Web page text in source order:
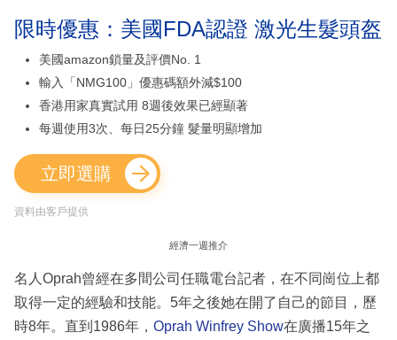
限時優惠：美國FDA認證 激光生髮頭盔
美國amazon鎖量及評價No. 1
輸入「NMG100」優惠碼額外減$100
香港用家真實試用 8週後效果已經顯著
每週使用3次、每日25分鐘 髮量明顯增加
立即選購
資料由客戶提供
經濟一週推介
名人Oprah曾經在多間公司任職電台記者，在不同崗位上都
取得一定的經驗和技能。5年之後她在開了自己的節目，歷
時8年。直到1986年， Oprah Winfrey Show在廣播15年之